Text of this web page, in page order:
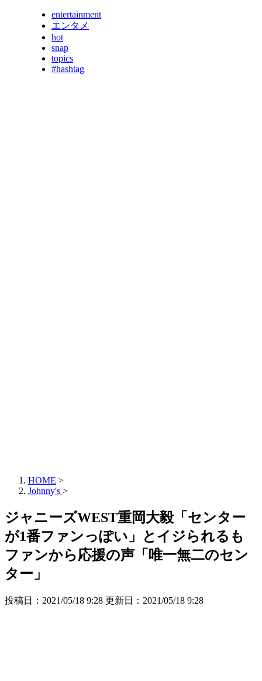
entertainment
エンタメ
hot
snap
topics
#hashtag
HOME >
Johnny's >
ジャニーズWEST重岡大毅「センター
が1番ファンっぽい」とイジられるも
ファンから応援の声「唯一無二のセン
ター」
投稿日：2021/05/18 9:28 更新日： 2021/05/18 9:28